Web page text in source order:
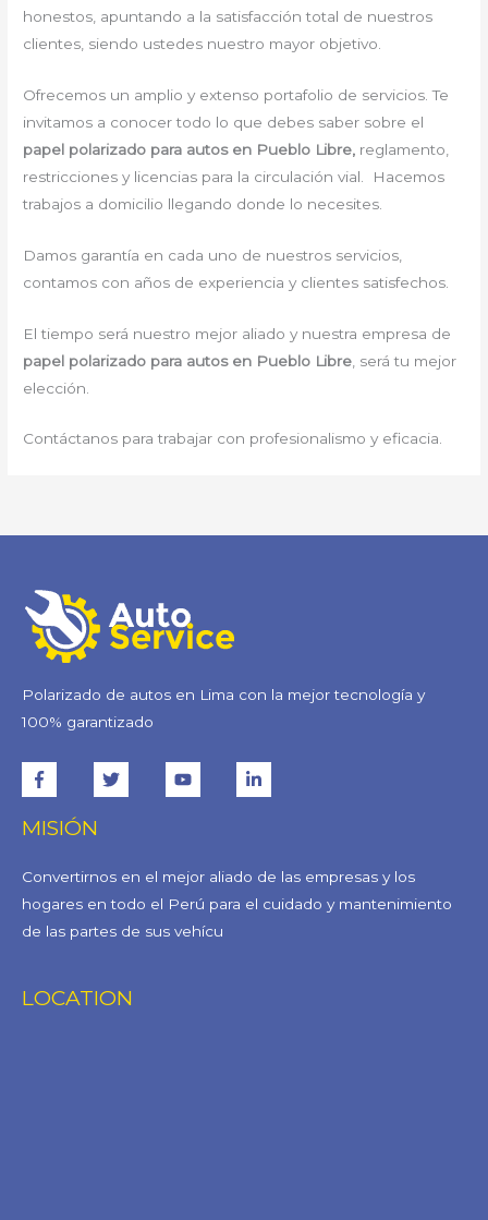
honestos, apuntando a la satisfacción total de nuestros
clientes, siendo ustedes nuestro mayor objetivo.
Ofrecemos un amplio y extenso portafolio de servicios. Te
invitamos a conocer todo lo que debes saber sobre el
papel polarizado para autos en Pueblo Libre, reglamento,
restricciones y licencias para la circulación vial. Hacemos
trabajos a domicilio llegando donde lo necesites.
Damos garantía en cada uno de nuestros servicios,
contamos con años de experiencia y clientes satisfechos.
El tiempo será nuestro mejor aliado y nuestra empresa de
papel polarizado para autos en Pueblo Libre , será tu mejor
elección.
Contáctanos para trabajar con profesionalismo y eficacia.
Polarizado de autos en Lima con la mejor tecnología y
100% garantizado
MISIÓN
Convertirnos en el mejor aliado de las empresas y los
hogares en todo el Perú para el cuidado y mantenimiento
de las partes de sus vehícu
LOCATION